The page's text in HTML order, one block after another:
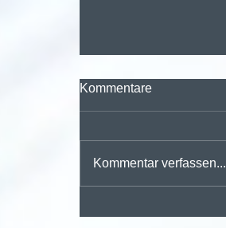
Kommentare
Kommentar verfassen...